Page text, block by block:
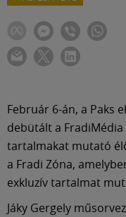
Február 6-án, a Paks
debütált a FradiMédia
tartalmakat mutató
a Fradi Zóna,
exkluzív tartalmat
Jáky Gergely
Klub
Szolgáltatások
Közösség
Múzeum